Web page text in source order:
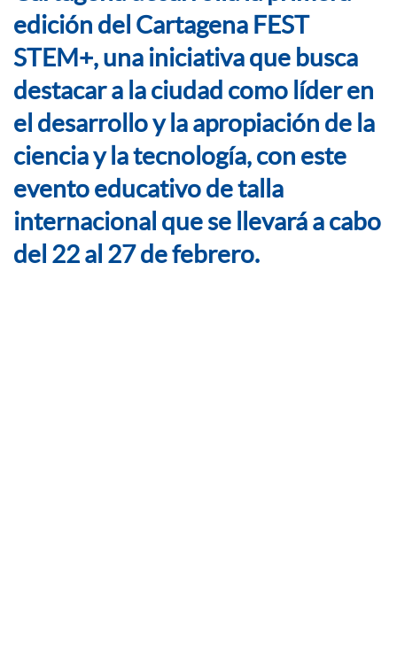
edición del Cartagena FEST
STEM+, una iniciativa que busca
destacar a la ciudad como líder en
el desarrollo y la apropiación de la
ciencia y la tecnología, con este
evento educativo de talla
internacional que se llevará a cabo
del 22 al 27 de febrero.